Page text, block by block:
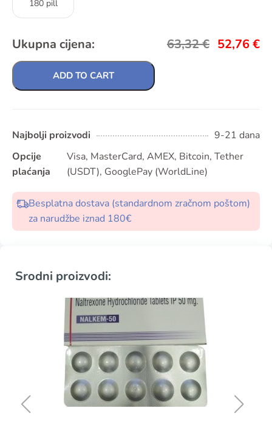
180 pill
Ukupna cijena: 63,32€ 52,76€
ADD TO CART
Najbolji proizvodi
9-21 dana
Opcije
plaćanja
Visa, MasterCard, AMEX, Bitcoin, Tether
(USDT), GooglePay (WorldLine)
Besplatna dostava (standardnom zračnom poštom)
za narudžbe iznad 180€
Srodni proizvodi: